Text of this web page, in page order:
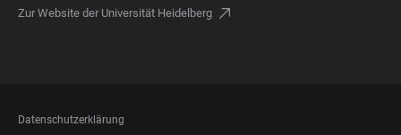
Zur Website der Universität Heidelberg
FOOTER
Datenschutzerklärung